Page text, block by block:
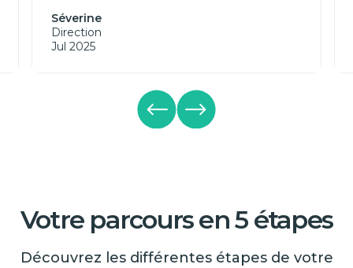
Séverine
Direction
Jul 2025
Votre parcours en 5 étapes
Découvrez les différentes étapes de votre